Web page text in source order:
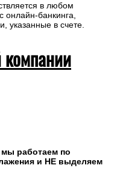
в любом
онлайн-банкинга,
указанные в счете.
работаем по
и НЕ выделяем